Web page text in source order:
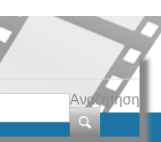
Αναζήτηση